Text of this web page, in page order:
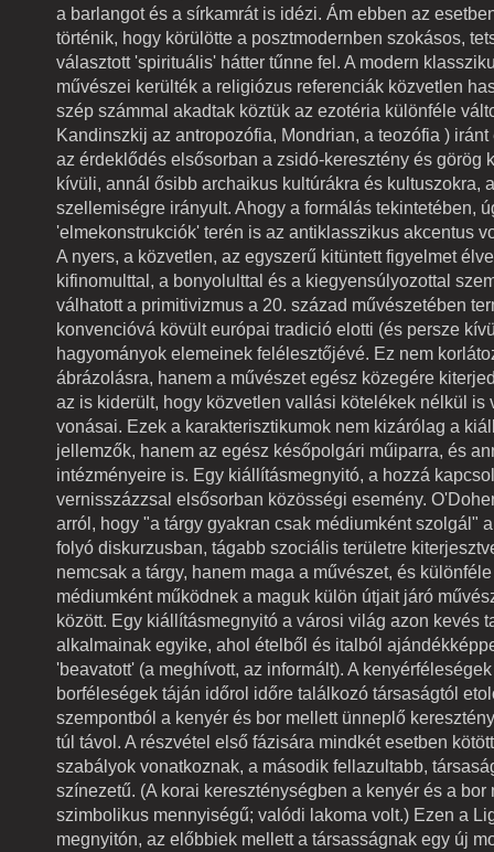
a barlangot és a sírkamrát is idézi. Ám ebben az
történik, hogy körülötte a posztmodernben szokásos,
választott 'spirituális' hátter tűnne fel. A modern
művészei kerülték a religiózus referenciák közvetlen
szép számmal akadtak köztük az ezotéria különféle
Kandinszkij az antropozófia, Mondrian, a teozófia )
az érdeklődés elsősorban a zsidó-keresztény és görög
kívüli, annál ősibb archaikus kultúrákra és kultuszokra,
szellemiségre irányult. Ahogy a formálás tekintetében,
'elmekonstrukciók' terén is az antiklasszikus akcentus
A nyers, a közvetlen, az egyszerű kitüntett figyelmet
kifinomulttal, a bonyolulttal és a kiegyensúlyozottal
válhatott a primitivizmus a 20. század művészetében
konvencióvá kövült európai tradició elotti (és persze
hagyományok elemeinek felélesztőjévé. Ez nem
ábrázolásra, hanem a művészet egész közegére
az is kiderült, hogy közvetlen vallási kötelékek nélkül is
vonásai. Ezek a karakterisztikumok nem kizárólag a
jellemzők, hanem az egész későpolgári műiparra, és
intézményeire is. Egy kiállításmegnyitó, a hozzá
vernisszázzsal elsősorban közösségi esemény.
arról, hogy "a tárgy gyakran csak médiumként szolgál"
folyó diskurzusban, tágabb szociális területre
nemcsak a tárgy, hanem maga a művészet, és
médiumként működnek a maguk külön útjait járó
között. Egy kiállításmegnyitó a városi világ azon kevés
alkalmainak egyike, ahol ételből és italból
'beavatott' (a meghívott, az informált). A
borféleségek táján időrol időre találkozó társaságtól
szempontból a kenyér és bor mellett ünneplő
túl távol. A részvétel első fázisára mindkét esetben
szabályok vonatkoznak, a második fellazultabb,
színezetű. (A korai kereszténységben a kenyér és a bor
szimbolikus mennyiségű; valódi lakoma volt.) Ezen a
megnyitón, az előbbiek mellett a társasságnak egy új